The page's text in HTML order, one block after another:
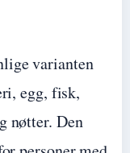
varianten
egg, fisk,
nøtter. Den